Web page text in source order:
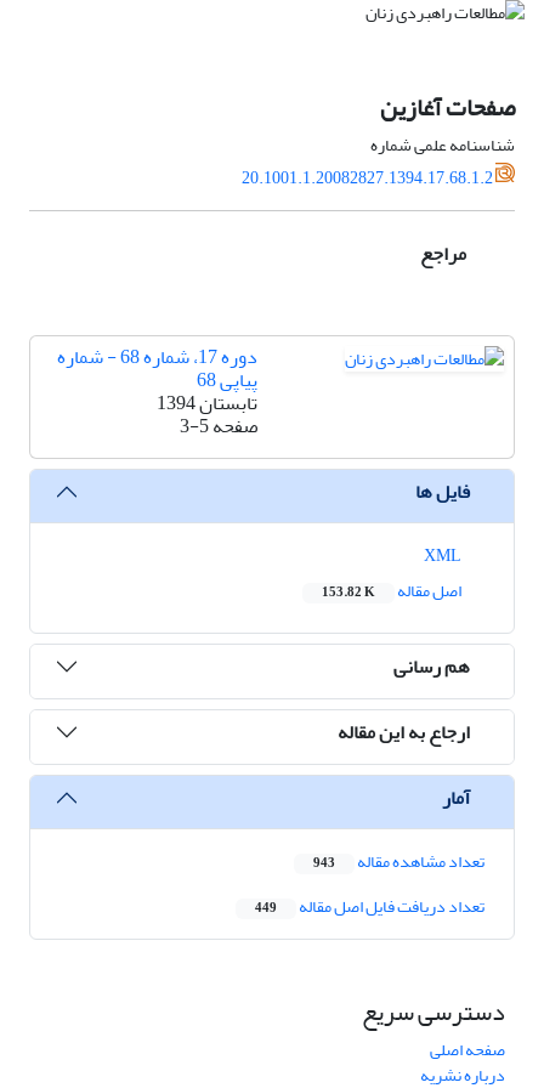
صفحات آغازین
شناسنامه علمی شماره
20.1001.1.20082827.1394.17.68.1.2
مراجع
دوره 17، شماره 68 - شماره
پیاپی 68
تابستان 1394
صفحه3-5
فایل ها
اصل مقاله
153.82 K
هم رسانی
ارجاع به این مقاله
آمار
تعداد مشاهده مقاله 943
تعداد دریافت فایل اصل مقاله 449
دسترسی سریع
صفحه اصلی
درباره نشریه